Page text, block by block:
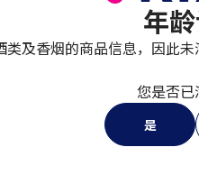
年
类及香烟的商品信息，因此
您是否已
是